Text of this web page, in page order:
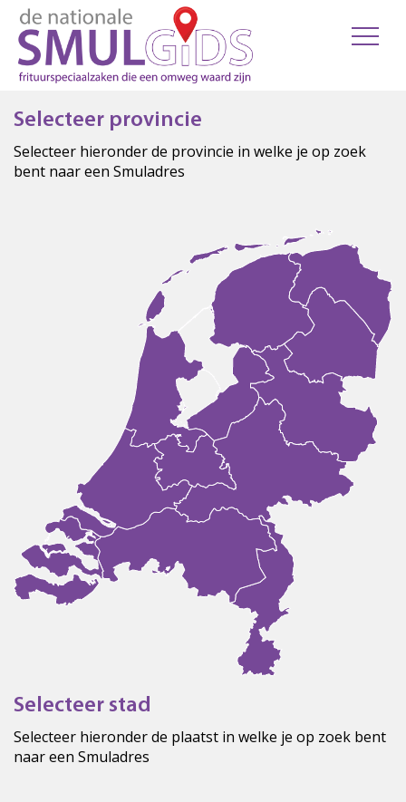
Selecteer provincie
Selecteer hieronder de provincie in welke je op zoek
bent naar een Smuladres
Selecteer stad
Selecteer hieronder de plaatst in welke je op zoek bent
naar een Smuladres